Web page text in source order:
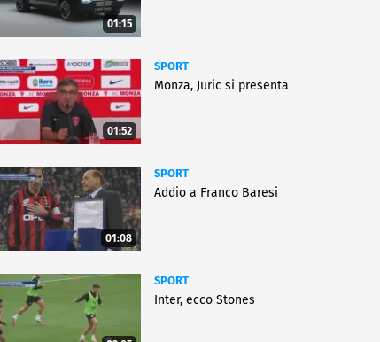
01:15
01:52
SPORT
Monza, Juric si presenta
01:08
SPORT
Addio a Franco Baresi
SPORT
Inter, ecco Stones